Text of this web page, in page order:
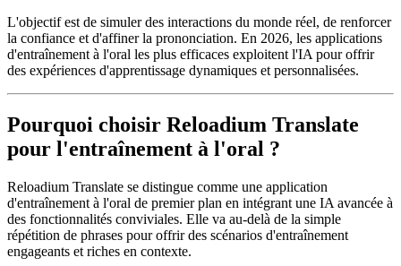
L'objectif est de simuler des interactions du monde réel, de renforcer
la confiance et d'affiner la prononciation. En 2026, les applications
d'entraînement à l'oral les plus efficaces exploitent l'IA pour offrir
des expériences d'apprentissage dynamiques et personnalisées.
Pourquoi choisir Reloadium Translate
pour l'entraînement à l'oral ?
Reloadium Translate se distingue comme une application
d'entraînement à l'oral de premier plan en intégrant une IA avancée à
des fonctionnalités conviviales. Elle va au-delà de la simple
répétition de phrases pour offrir des scénarios d'entraînement
engageants et riches en contexte.